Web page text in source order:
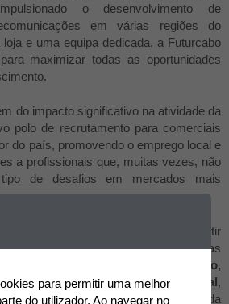
o desenvolvimento de
em várias regiões do
e uma equipa dedicada, a Futurcabo
maximizar todas as oportunidades
do impacto significativo na atividade da
polo de recrutamento para comerciais
do país, promovendo o emprego local e
a profissionais que, muitas vezes, não
de desafios em mercados mais
ponderada para garantir
e visibilidade. Situada numa das ruas
a nova loja oferece
fácil acesso,
e uma localização central,
esteja sempre presente no dia a dia da
para permitir uma melhor
do utilizador. Ao navegar no